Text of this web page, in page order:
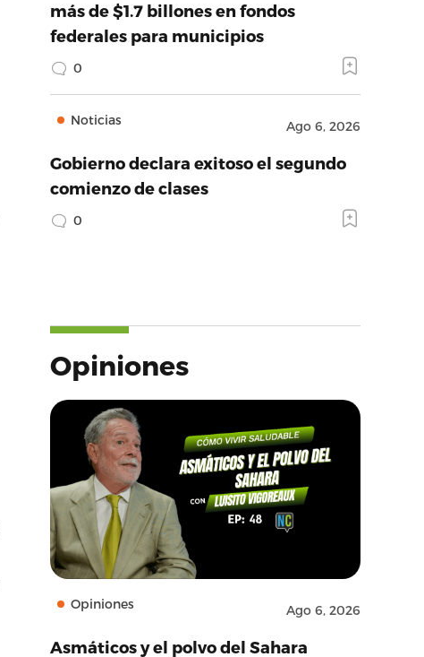
más de $1.7 billones en fondos
federales para municipios
0
Noticias Ago 6, 2026
Gobierno declara exitoso el segundo
comienzo de clases
0
Opiniones
Opiniones Ago 6, 2026
Asmáticos y el polvo del Sahara